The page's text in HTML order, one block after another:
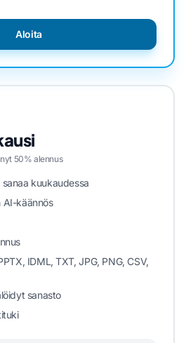
Aloita
50% alennus
kuukaudessa
AI-käännös
IDML, TXT, JPG, PNG, CSV,
sanasto